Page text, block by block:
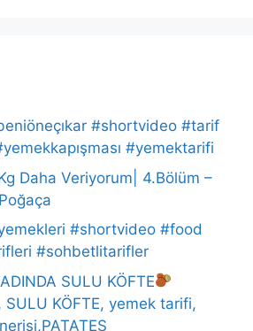
#shortvideo #tarif
#yemektarifi
Daha Veriyorum| 4.Bölüm –
#shortvideo #food
#sohbetlitarifler
SULU KÖFTE
SULU KÖFTE, yemek tarifi,